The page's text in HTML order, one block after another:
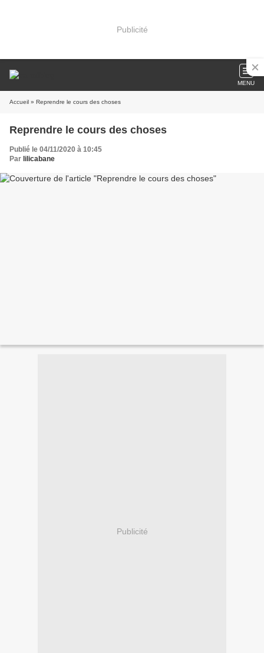
Publicité
MENU
Accueil » Reprendre le cours des choses
Reprendre le cours des choses
Publié le 04/11/2020 à 10:45
Par lilicabane
Publicité